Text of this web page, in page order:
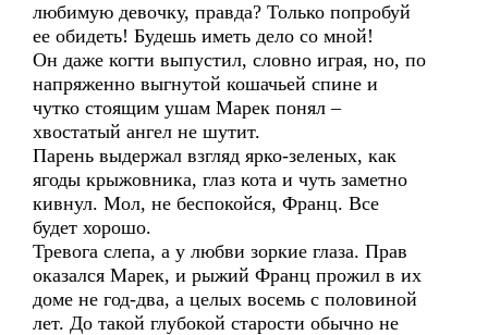
любимую девочку, правда? Только попробуй
ее обидеть! Будешь иметь дело со мной!
Он даже когти выпустил, словно играя, но, по
напряженно выгнутой кошачьей спине и
чутко стоящим ушам Марек понял –
хвостатый ангел не шутит.
Парень выдержал взгляд ярко-зеленых, как
ягоды крыжовника, глаз кота и чуть заметно
кивнул. Мол, не беспокойся, Франц. Все
будет хорошо.
Тревога слепа, а у любви зоркие глаза. Прав
оказался Марек, и рыжий Франц прожил в их
доме не год-два, а целых восемь с половиной
лет. До такой глубокой старости обычно не